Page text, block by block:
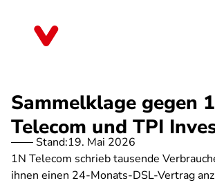
Sammelklage gegen
Telecom und TPI
Stand:19. Mai 2026
1N Telecom schrieb tausende
ihnen einen 24-Monats-DSL-Vertrag